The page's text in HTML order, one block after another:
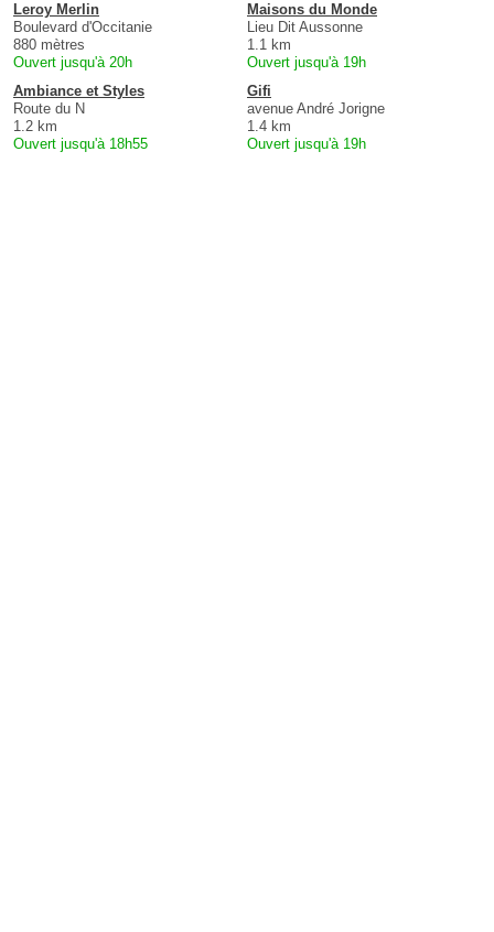
Leroy Merlin
Boulevard d'Occitanie
880 mètres
Ouvert jusqu'à 20h
Maisons du Monde
Lieu Dit Aussonne
1.1 km
Ouvert jusqu'à 19h
Ambiance et Styles
Route du N
1.2 km
Ouvert jusqu'à 18h55
Gifi
avenue André Jorigne
1.4 km
Ouvert jusqu'à 19h